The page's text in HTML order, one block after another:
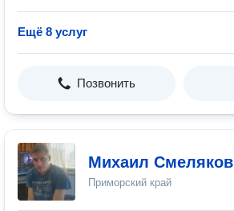
Ещё 8 услуг
Позвонить
Михаил Смеляков
Приморский край